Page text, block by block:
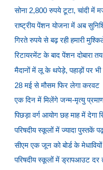
सोना 2,800 रुपये टूटा, चांदी में
राष्ट्रीय पेंशन योजना में अब
गिरते रुपये से बढ़ रही हमारी
रिटायरमेंट के बाद पेंशन दोबारा
मैदानों में लू के थपेड़े, पहाड़ों पर
28 मई से मौसम फिर लेगा करवट
एक दिन में मिलेंगे जन्म-मृत्यु
पिछड़ा वर्ग आयोग छह माह में देगा
परिषदीय स्कूलों में ज्यादा पुस्तकें
सीएम एक जून को बोर्ड के
परिषदीय स्कूलों में ड्रापआउट दर